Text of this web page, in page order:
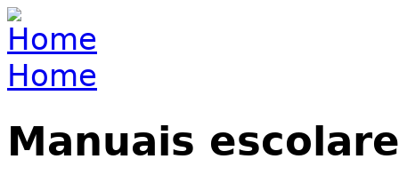
Jump to navigation
You are here
Home
Manuais